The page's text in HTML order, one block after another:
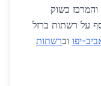
כשוק
על רשתות ברזל
יפו וברשתות